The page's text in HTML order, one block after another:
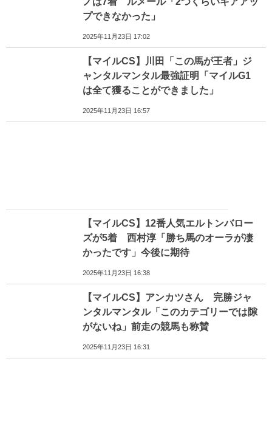
プできなかった」
2025年11月23日 17:02
【マイルCS】川田「この馬が王者」ジ
ャンタルマンタル最強証明「マイルG1
は全て獲ることができました」
2025年11月23日 16:57
【マイルCS】12番人気エルトンバロー
ズが5着 西村淳「勝ち馬のオーラが凄
かったです」今後に期待
2025年11月23日 16:38
【マイルCS】アンカツさん 完勝ジャ
ンタルマンタル「このカテゴリーでは隙
がないね」前走の競馬も称賛
2025年11月23日 16:31